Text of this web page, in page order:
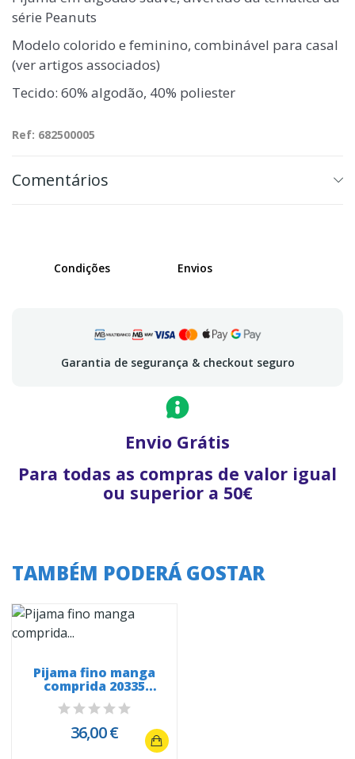
série Peanuts
Modelo colorido e feminino, combinável para casal
(ver artigos associados)
Tecido: 60% algodão, 40% poliester
Ref: 682500005
Comentários
Condições Envios
Garantia de segurança & checkout seguro
Envio Grátis
Para todas as compras de valor igual
ou superior a 50€
TAMBÉM PODERÁ GOSTAR
Pijama fino manga
comprida 20335
Snoopy White...
36,00 €